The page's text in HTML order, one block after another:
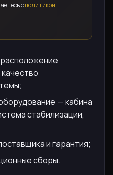
сполитикой
— кабина
стабилизации,
и гарантия;
сборы.